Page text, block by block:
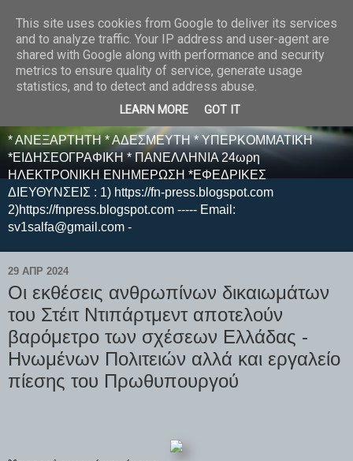
E F E N P R E S S -
ΗΛΕΚΤΡΟΝΙΚΗ
ΕΦΗΜΕΡΙΔΑ
* ΑΝΕΞΑΡΤΗΤΗ * ΑΔΕΣΜΕΥΤΗ * ΥΠΕΡΚΟΜΜΑΤΙΚΗ
*ΕΙΔΗΣΕΟΓΡΑΦΙΚΗ * ΠΑΝΕΛΛΗΝΙΑ 24ωρη
ΗΛΕΚΤΡΟΝΙΚΗ ΕΝΗΜΕΡΩΣΗ *ΕΦΕΔΡΙΚΕΣ
ΔΙΕΥΘΥΝΣΕΙΣ : 1) https://fn-press.blogspot.com
2)https://fnpress.blogspot.com ----- Email:
sv1salfa@gmail.com -
29 ΑΠΡ 2024
Οι εκθέσεις ανθρωπίνων δικαιωμάτων
του Στέιτ Ντιπάρτμεντ αποτελούν
βαρόμετρο των σχέσεων Ελλάδας -
Ηνωμένων Πολιτειών αλλά και εργαλείο
πίεσης του Πρωθυπουργού
This site uses cookies from Google to deliver its services
and to analyze traffic. Your IP address and user-agent are
shared with Google along with performance and security
metrics to ensure quality of service, generate usage
statistics, and to detect and address abuse.
LEARN MORE GOT IT